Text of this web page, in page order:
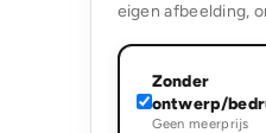
eigen afbeelding,
Zonder
ontwerp/
Geen meerprijs